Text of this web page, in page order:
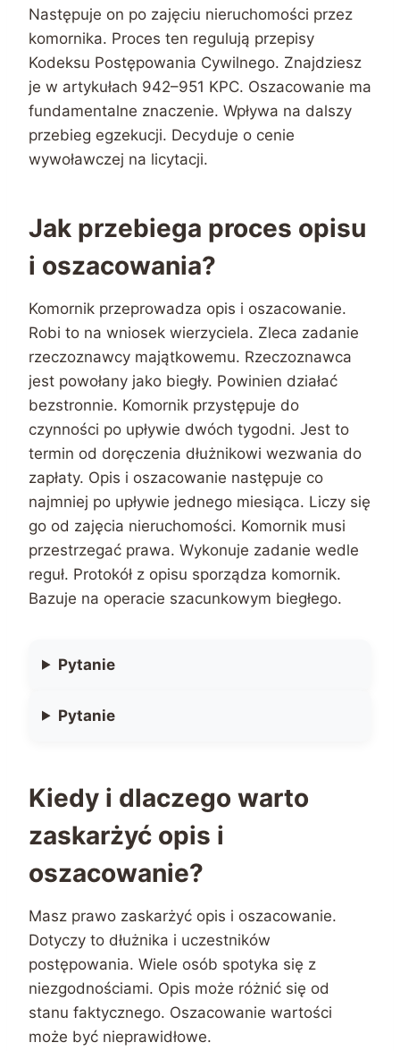
Następuje on po zajęciu nieruchomości przez
komornika. Proces ten regulują przepisy
Kodeksu Postępowania Cywilnego. Znajdziesz
je w artykułach 942–951 KPC. Oszacowanie ma
fundamentalne znaczenie. Wpływa na dalszy
przebieg egzekucji. Decyduje o cenie
wywoławczej na licytacji.
Jak przebiega proces opisu
i oszacowania?
Komornik przeprowadza opis i oszacowanie.
Robi to na wniosek wierzyciela. Zleca zadanie
rzeczoznawcy majątkowemu. Rzeczoznawca
jest powołany jako biegły. Powinien działać
bezstronnie. Komornik przystępuje do
czynności po upływie dwóch tygodni. Jest to
termin od doręczenia dłużnikowi wezwania do
zapłaty. Opis i oszacowanie następuje co
najmniej po upływie jednego miesiąca. Liczy się
go od zajęcia nieruchomości. Komornik musi
przestrzegać prawa. Wykonuje zadanie wedle
reguł. Protokół z opisu sporządza komornik.
Bazuje na operacie szacunkowym biegłego.
Pytanie
Pytanie
Kiedy i dlaczego warto
zaskarżyć opis i
oszacowanie?
Masz prawo zaskarżyć opis i oszacowanie.
Dotyczy to dłużnika i uczestników
postępowania. Wiele osób spotyka się z
niezgodnościami. Opis może różnić się od
stanu faktycznego. Oszacowanie wartości
może być nieprawidłowe.